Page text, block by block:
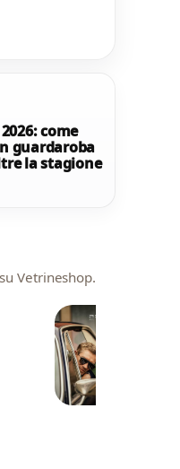
come
guardaroba
la stagione
Vetrineshop.